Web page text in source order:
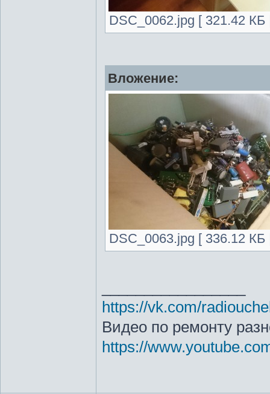
DSC_0062.jpg [ 321.42
Вложение:
DSC_0063.jpg [ 336.12
https://vk.com/
Видео по ремонту
https://